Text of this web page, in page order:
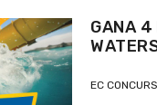
GANA 4
EC